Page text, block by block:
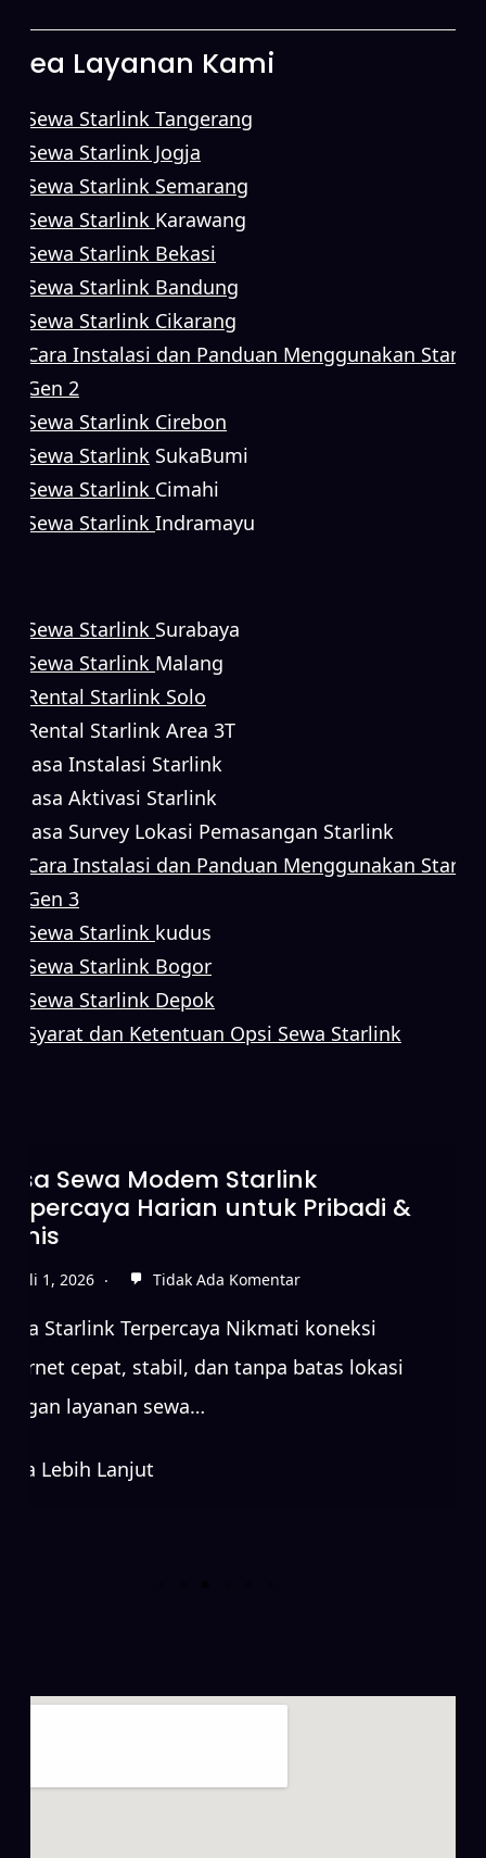
Area Layanan Kami
Sewa Starlink Tangerang
Sewa Starlink Jogja
Sewa Starlink Semarang
Sewa Starlink Karawang
Sewa Starlink Bekasi
Sewa Starlink Bandung
Sewa Starlink Cikarang
Cara Instalasi dan Panduan Menggunakan
Gen 2
Sewa Starlink Cirebon
Sewa Starlink SukaBumi
Sewa Starlink Cimahi
Sewa Starlink Indramayu
Sewa Starlink Surabaya
Sewa Starlink Malang
Rental Starlink Solo
Rental Starlink Area 3T
Jasa Instalasi Starlink
Jasa Aktivasi Starlink
Jasa Survey Lokasi Pemasangan Starlink
Cara Instalasi dan Panduan Menggunakan
Gen 3
Sewa Starlink kudus
Sewa Starlink Bogor
Sewa Starlink Depok
Syarat dan Ketentuan Opsi Sewa Starlink
Sewa Starlink Tanpa DP untuk
Koneksi Internet Cepat
Juni 15, 2026
internet cepat, stabil, dan tanpa batas lokasi
dengan layanan sewa…